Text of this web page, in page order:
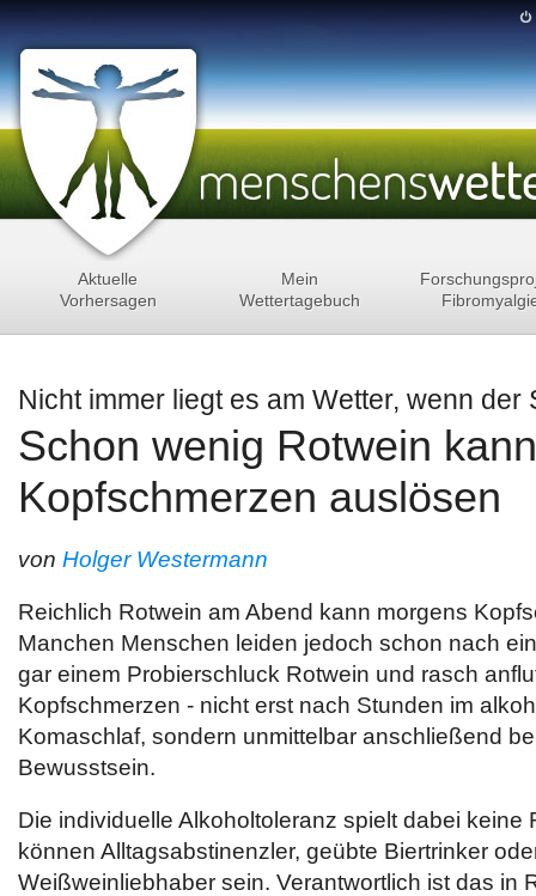
Aktuelle
Vorhersagen
Mein
Wettertagebuch
Nicht immer liegt es am Wetter, wenn der
Schon wenig Rotwein
Kopfschmerzen auslösen
von Holger Westermann
Reichlich Rotwein am Abend kann morgens
Manchen Menschen leiden jedoch schon nach
gar einem Probierschluck Rotwein und rasch
Kopfschmerzen - nicht erst nach Stunden im
Komaschlaf, sondern unmittelbar anschließend
Bewusstsein.
Die individuelle Alkoholtoleranz spielt dabei keine
können Alltagsabstinenzler, geübte Biertrinker
Weißweinliebhaber sein. Verantwortlich ist das in